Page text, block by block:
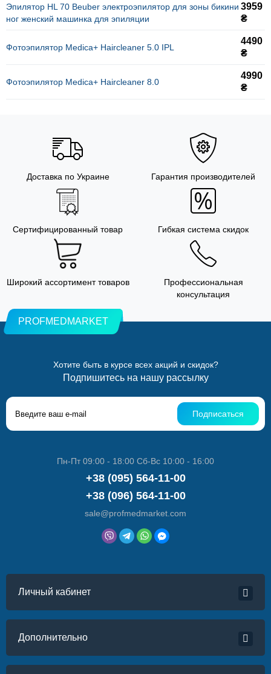
Эпилятор HL 70 Beuber электроэпилятор для зоны бикини
ног женский машинка для эпиляции
3959
₴
Фотоэпилятор Medica+ Haircleaner 5.0 IPL
4490
₴
Фотоэпилятор Medica+ Haircleaner 8.0
4990
₴
Доставка по Украине Гарантия производителей
Сертифицированный товар Гибкая система скидок
Широкий ассортимент товаров
Профессиональная
консультация
PROFMEDMARKET
Хотите быть в курсе всех акций и скидок?
Подпишитесь на нашу рассылку
Подписаться
Пн-Пт 09:00 - 18:00 Сб-Вс 10:00 - 16:00
+38 (095) 564-11-00
+38 (096) 564-11-00
sale@profmedmarket.com
Личный кабинет
Дополнительно